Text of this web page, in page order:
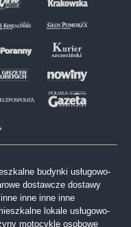
budynki usługowo-
dostawcze dostawy
inne inne inne inne
lokale usługowo-
motocykle osobowe